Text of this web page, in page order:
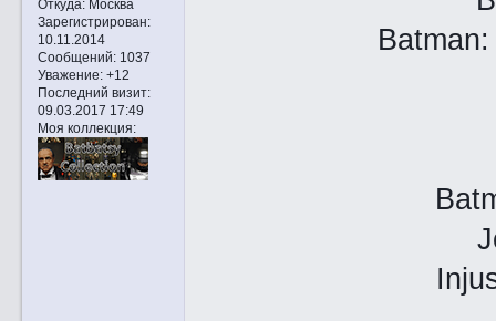
Откуда:Москва
Зарегистрирован:
10.11.2014
Сообщений:1037
Уважение: +12
Последний визит:
09.03.2017 17:49
Моя коллекция: